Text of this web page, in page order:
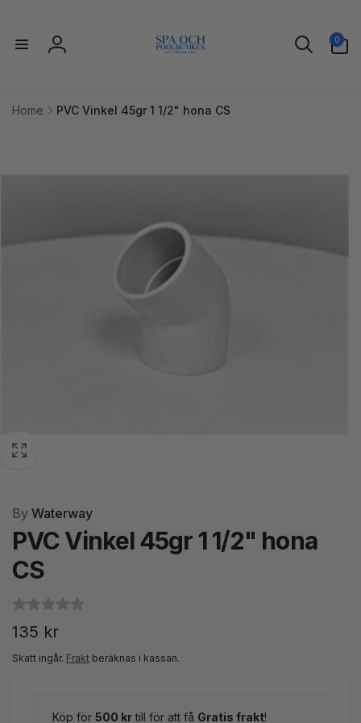
innehåll
Logga
0
artiklar
Home
PVC Vinkel 45gr 1 1/2" hona CS
By Waterway
PVC Vinkel 45gr 1 1/2" hona
CS
Ordinarie
pris
135 kr
Skatt ingår. Frakt beräknas i kassan.
Köp för 500 krtill för att få Gratis frakt!